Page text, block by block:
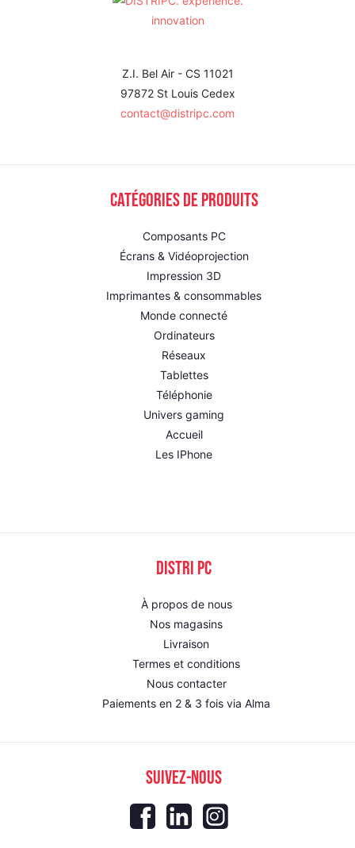
Z.I. Bel Air - CS 11021
97872 St Louis Cedex
contact@distripc.com
Catégories de produits
Composants PC
Écrans & Vidéoprojection
Impression 3D
Imprimantes & consommables
Monde connecté
Ordinateurs
Réseaux
Tablettes
Téléphonie
Univers gaming
Accueil
Les IPhone
DISTRI PC
À propos de nous
Nos magasins
Livraison
Termes et conditions
Nous contacter
Paiements en 2 & 3 fois via Alma
SUIVEZ-NOUS